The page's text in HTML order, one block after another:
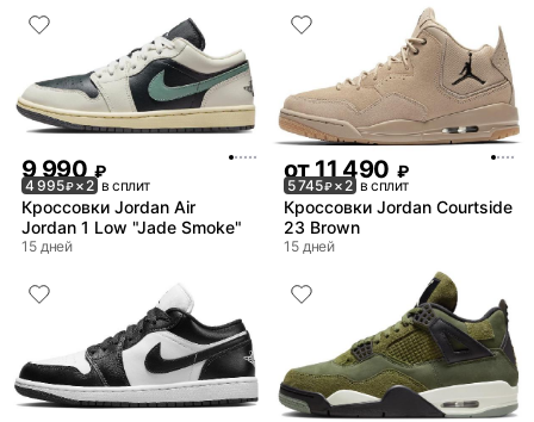
9 990 ₽
4 995₽× 2 в сплит
Кроссовки Jordan Air
Jordan 1 Low "Jade Smoke"
15 дней
от 11 490 ₽
5 745₽× 2 в сплит
Кроссовки Jordan Courtside
23 Brown
15 дней